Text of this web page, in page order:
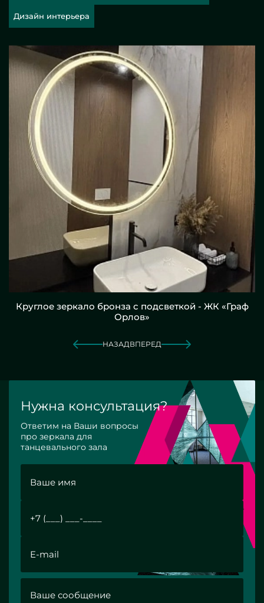
Дизайн интерьера
Круглое зеркало бронза с подсветкой - ЖК «Граф
Орлов»
НАЗАДВПЕРЕД
Нужна консультация?
Ответим на Ваши вопросы
про зеркала для
танцевального зала